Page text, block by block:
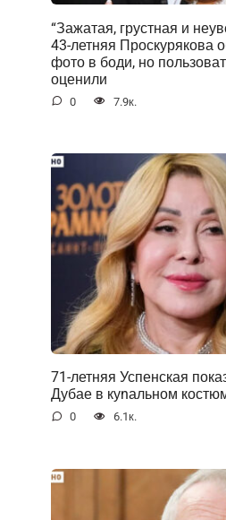
“Зажатая, грустная и
43-летняя Проскурякова
фото в боди, но
оценили
0 7.9к.
71-летняя Успенская
Дубае в куnальном
0 6.1к.